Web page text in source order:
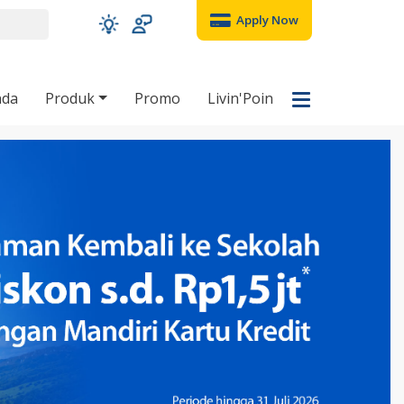
Apply Now
Produk Promo Livin'Poin